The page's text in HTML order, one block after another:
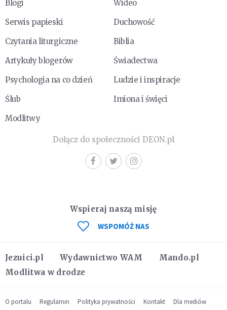
Blogi
Wideo
Serwis papieski
Duchowość
Czytania liturgiczne
Biblia
Artykuły blogerów
Świadectwa
Psychologia na co dzień
Ludzie i inspiracje
Ślub
Imiona i święci
Modlitwy
Dołącz do społeczności DEON.pl
Jezuici.pl Wydawnictwo WAM
Mando.pl
Modlitwa w drodze
Wspieraj naszą misję
WSPOMÓŻ NAS
O portalu Regulamin Polityka prywatności Kontakt Dla mediów